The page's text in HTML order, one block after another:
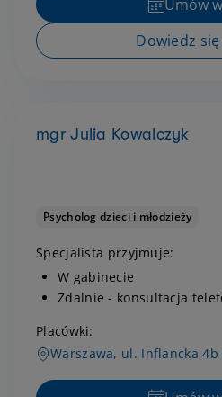
Umów
Dowiedz
mgr Julia Kowalczyk
Psycholog dzieci i młodzieży
Specjalista przyjmuje:
W gabinecie
Zdalnie - konsultacja
Placówki:
Warszawa, ul. Inflancka 4b